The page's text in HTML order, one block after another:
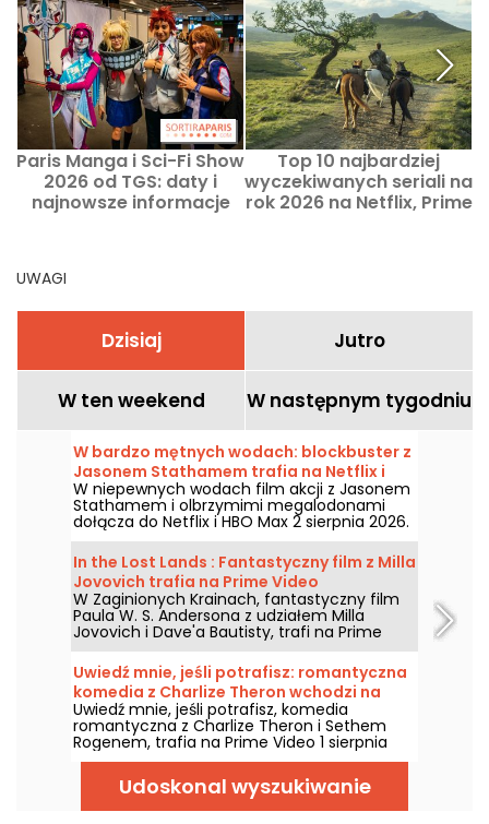
Paris Manga i Sci-Fi Show
2026 od TGS: daty i
najnowsze informacje
Top 10 najbardziej
wyczekiwanych seriali na
rok 2026 na Netflix, Prime
UWAGI
Dzisiaj Jutro
W ten weekend W następnym tygodniu
W bardzo mętnych wodach: blockbuster z
Jasonem Stathamem trafia na Netflix i
HBO Max
W niepewnych wodach film akcji z Jasonem
Stathamem i olbrzymimi megalodonami
dołącza do Netflix i HBO Max 2 sierpnia 2026.
In the Lost Lands : Fantastyczny film z Milla
Jovovich trafia na Prime Video
W Zaginionych Krainach, fantastyczny film
Paula W. S. Andersona z udziałem Milla
Jovovich i Dave'a Bautisty, trafi na Prime
Video 7 sierpnia 2026 roku.
Uwiedź mnie, jeśli potrafisz: romantyczna
komedia z Charlize Theron wchodzi na
Prime Video
Uwiedź mnie, jeśli potrafisz, komedia
romantyczna z Charlize Theron i Sethem
Rogenem, trafia na Prime Video 1 sierpnia
2026 roku.
Udoskonal wyszukiwanie